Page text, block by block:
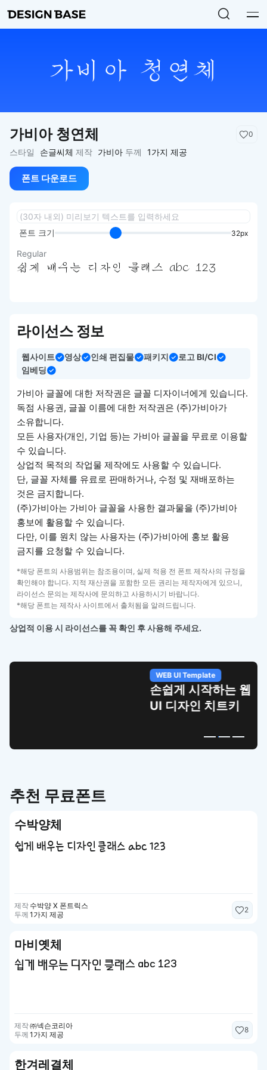
가비아 청연체 0
스타일 손글씨체 제작 가비아 두께 1가지 제공
폰트 다운로드
폰트 크기 32px
Regular
쉽게 배우는 디자인 클래스 abc 123
라이선스 정보
웹사이트 영상 인쇄 편집물 패키지
로고 BI/CI
임베딩
가비아 글꼴에 대한 저작권은 글꼴 디자이너에게 있습니다.
독점 사용권, 글꼴 이름에 대한 저작권은 (주)가비아가
소유합니다.
모든 사용자(개인, 기업 등)는 가비아 글꼴을 무료로 이용할
수 있습니다.
상업적 목적의 작업물 제작에도 사용할 수 있습니다.
단, 글꼴 자체를 유료로 판매하거나, 수정 및 재배포하는
것은 금지합니다.
(주)가비아는 가비아 글꼴을 사용한 결과물을 (주)가비아
홍보에 활용할 수 있습니다.
다만, 이를 원치 않는 사용자는 (주)가비아에 홍보 활용
금지를 요청할 수 있습니다.
*해당 폰트의 사용범위는 참조용이며, 실제 적용 전 폰트 제작사의 규정을
확인해야 합니다. 지적 재산권을 포함한 모든 권리는 제작자에게 있으니,
라이선스 문의는 제작사에 문의하고 사용하시기 바랍니다.
*해당 폰트는 제작사 사이트에서 출처됨을 알려드립니다.
상업적 이용 시 라이선스를 꼭 확인 후 사용해 주세요.
추천 무료폰트
수박양체
쉽게 배우는 디자인 클래스 abc 123
제작 수박양 X 폰트릭스
두께 1가지 제공
2
마비옛체
쉽게 배우는 디자인 클래스 abc 123
제작㈜넥슨코리아
두께 1가지 제공
8
한겨레결체